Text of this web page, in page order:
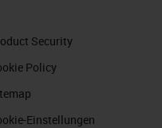
Security
Policy
Einstellungen